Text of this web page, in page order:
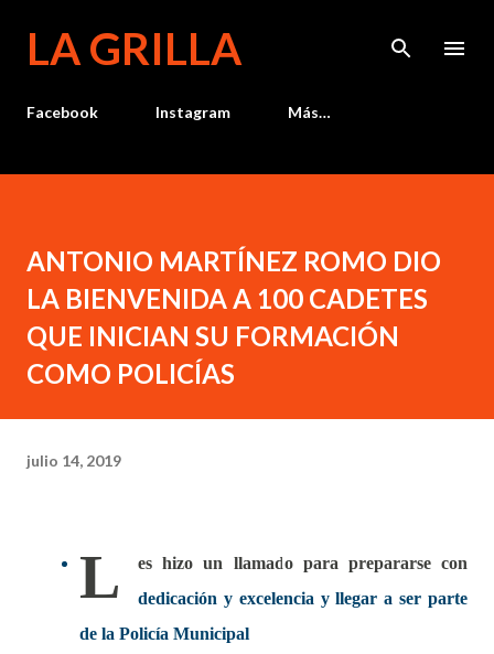
LA GRILLA
Facebook Instagram Más…
ANTONIO MARTÍNEZ ROMO DIO
LA BIENVENIDA A 100 CADETES
QUE INICIAN SU FORMACIÓN
COMO POLICÍAS
julio 14, 2019
L
es hizo un llamado para prepararse con
dedicación y excelencia y llegar a ser parte
de la Policía Municipal